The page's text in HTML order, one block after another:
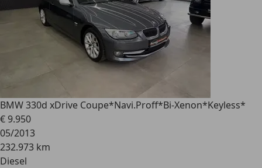
BMW 330d xDrive Coupe*Navi.Proff*Bi-Xenon*Keyless*
€ 9.950
05/2013
232.973 km
Diesel